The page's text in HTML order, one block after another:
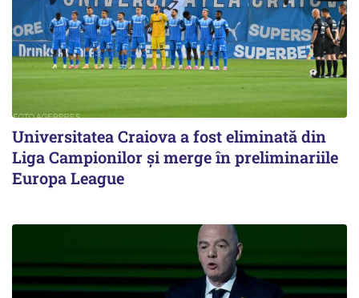
Universitatea Craiova a fost eliminată din
Liga Campionilor şi merge în preliminariile
Europa League